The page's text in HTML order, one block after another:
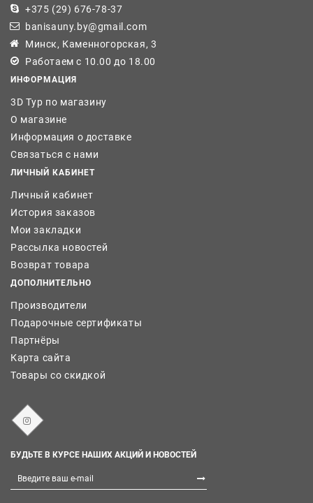
+375 (29) 676-78-37
banisauny.by@gmail.com
Минск, Каменногорская, 3
Работаем с 10.00 до 18.00
ИНФОРМАЦИЯ
3D Тур по магазину
О магазине
Информация о доставке
Связаться с нами
ЛИЧНЫЙ КАБИНЕТ
Личный кабинет
История заказов
Мои закладки
Рассылка новостей
Возврат товара
ДОПОЛНИТЕЛЬНО
Производители
Подарочные сертификаты
Партнёры
Карта сайта
Товары со скидкой
БУДЬТЕ В КУРСЕ НАШИХ АКЦИЙ И НОВОСТЕЙ